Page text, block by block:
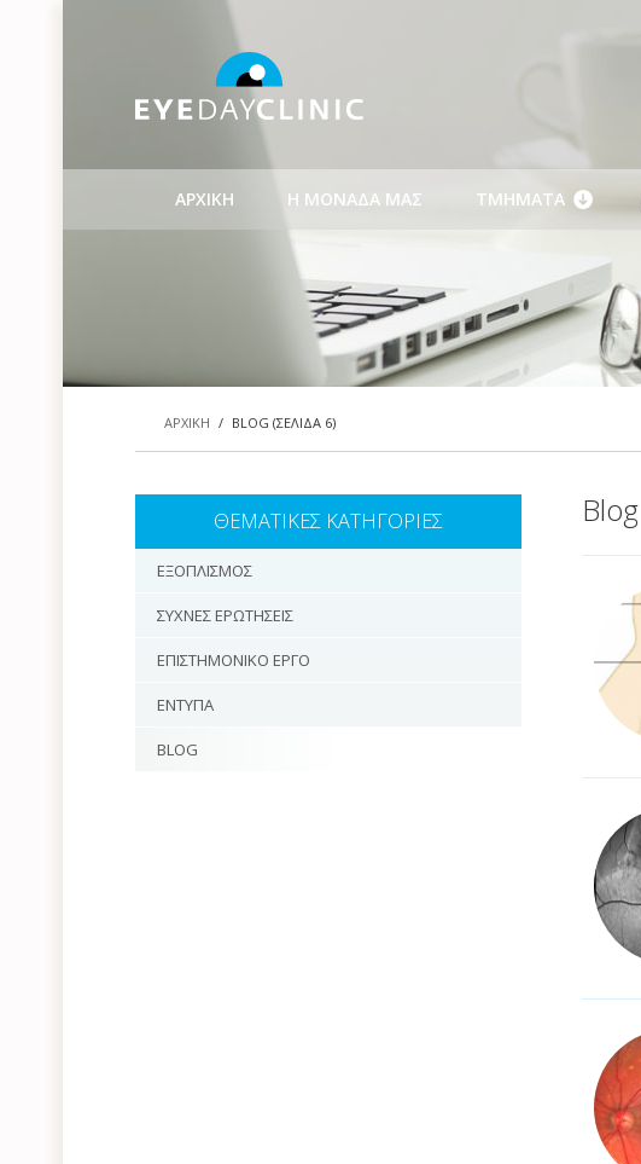
ΑΡΧΙΚΗ Η ΜΟΝΑΔΑ ΜΑΣ ΤΜΗΜΑΤΑ
ΑΡΧΙΚΗ / BLOG (ΣΕΛΙΔΑ 6)
ΘΕΜΑΤΙΚΕΣ ΚΑΤΗΓΟΡΙΕΣ
ΕΞΟΠΛΙΣΜΟΣ
ΣΥΧΝΕΣ ΕΡΩΤΗΣΕΙΣ
ΕΠΙΣΤΗΜΟΝΙΚΟ ΕΡΓΟ
ΕΝΤΥΠΑ
BLOG
Blog